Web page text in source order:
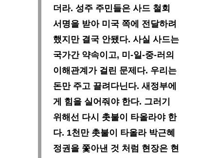
더라. 성주 주민들은 사드 철회
서명을 받아 미국 쪽에 전달하려
했지만 결국 안됐다. 사실 사드는
국가간 약속이고, 미-일-중-러의
이해관계가 걸린 문제다. 우리는
돈만 주고 끌려다닌다. 새정부에
게 힘을 실어줘야 한다. 그러기
위해선 다시 촛불이 타올라야 한
다. 1천만 촛불이 타올라 박근혜
정권을 쫓아낸 것 처럼 현장은 현